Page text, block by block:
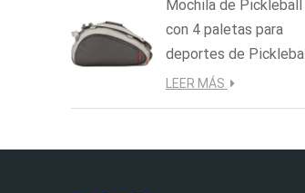
Mochila de Pickleball
con 4 paletas para
deportes de Pickleball
LEER MÁS